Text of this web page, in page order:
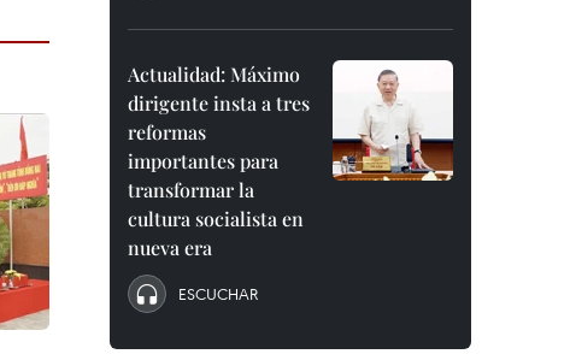
Actualidad: Máximo
dirigente insta a tres
reformas
importantes para
transformar la
cultura socialista en
nueva era
ESCUCHAR